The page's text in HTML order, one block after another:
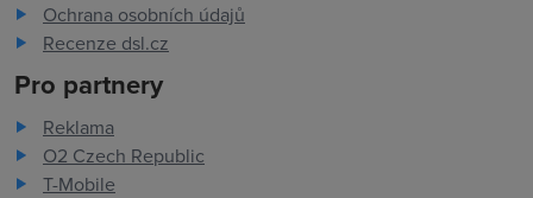
Ochrana osobních údajů
Recenze dsl.cz
Pro partnery
Reklama
O2 Czech Republic
T-Mobile